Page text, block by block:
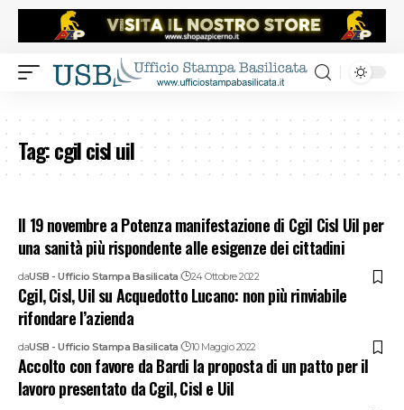
Tag:cgil cisl uil
Il 19 novembre a Potenza manifestazione di Cgil Cisl Uil per
una sanità più rispondente alle esigenze dei cittadini
daUSB - Ufficio Stampa Basilicata 24 Ottobre 2022
Cgil, Cisl, Uil su Acquedotto Lucano: non più rinviabile
rifondare l’azienda
daUSB - Ufficio Stampa Basilicata 10 Maggio 2022
Accolto con favore da Bardi la proposta di un patto per il
lavoro presentato da Cgil, Cisl e Uil